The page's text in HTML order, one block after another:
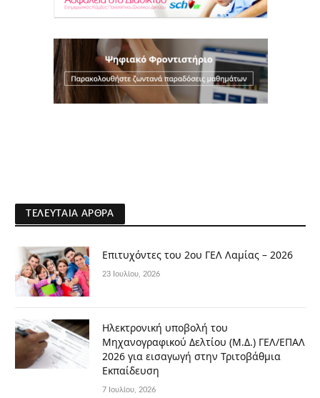
ΤΕΛΕΥΤΑΊΑ ΆΡΘΡΑ
Επιτυχόντες του 2ου ΓΕΛ Λαμίας – 2026
23 Ιουλίου, 2026
Ηλεκτρονική υποβολή του
Μηχανογραφικού Δελτίου (Μ.Δ.) ΓΕΛ/ΕΠΑΛ
2026 για εισαγωγή στην Τριτοβάθμια
Εκπαίδευση
7 Ιουλίου, 2026